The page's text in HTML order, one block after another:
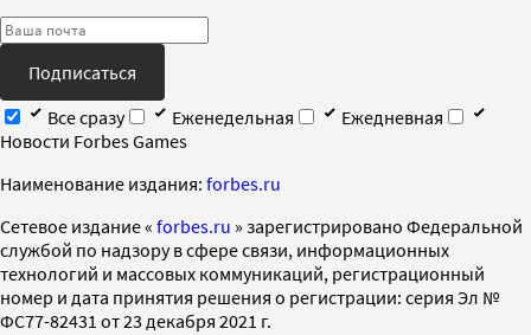
Подписаться
Все сразу
Еженедельная
Ежедневная
Новости Forbes Games
Наименование издания: forbes.ru
Cетевое издание « forbes.ru » зарегистрировано Федеральной
службой по надзору в сфере связи, информационных
технологий и массовых коммуникаций, регистрационный
номер и дата принятия решения о регистрации: серия Эл №
ФС77-82431 от 23 декабря 2021 г.